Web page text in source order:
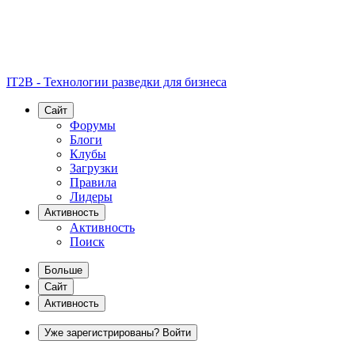
IT2B - Технологии разведки для бизнеса
Сайт
Форумы
Блоги
Клубы
Загрузки
Правила
Лидеры
Активность
Активность
Поиск
Больше
Сайт
Активность
Уже зарегистрированы? Войти